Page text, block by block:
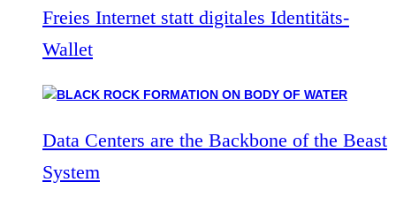
Freies Internet statt digitales Identitäts-
Wallet
Data Centers are the Backbone of the Beast
System